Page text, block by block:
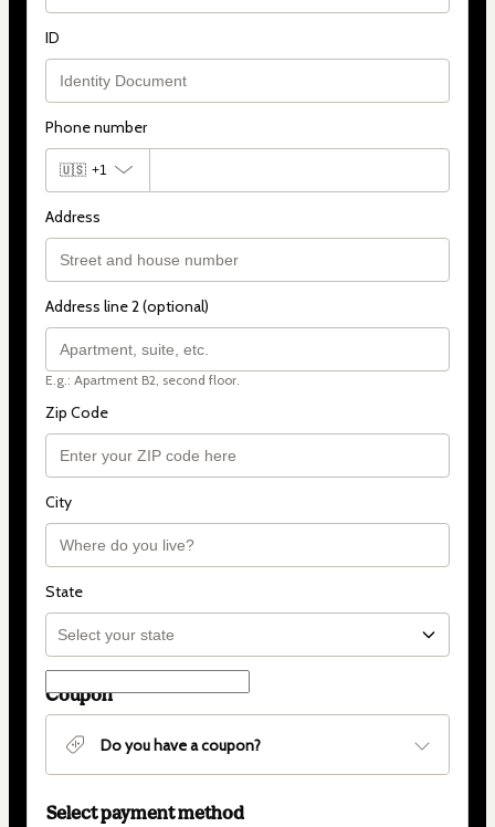
ID
Phone number
🇺🇸 +1
Address
Address line 2 (optional)
E.g.: Apartment B2, second floor.
Zip Code
City
State
Coupon
Do you have a coupon?
Select payment method